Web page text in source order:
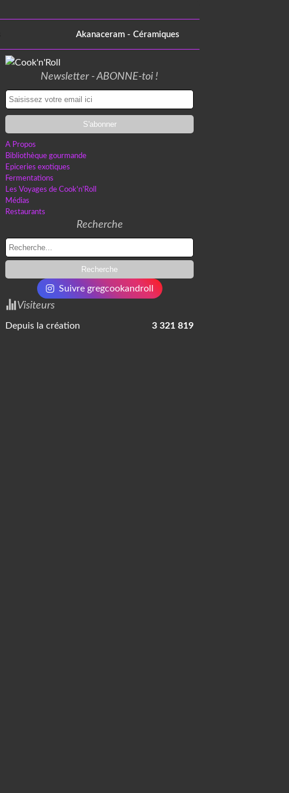
Akanaceram - Céramiques
Newsletter - ABONNE-toi !
A Propos
Bibliothèque gourmande
Epiceries exotiques
Fermentations
Les Voyages de Cook'n'Roll
Médias
Restaurants
Recherche
Suivre gregcookandroll
Visiteurs
Depuis la création 3 321 819